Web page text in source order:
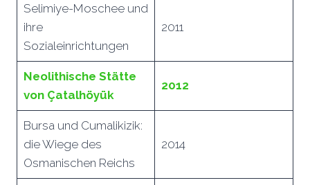
Selimiye-Moschee und
ihre
Sozialeinrichtungen
2011
Neolithische Stätte
von Çatalhöyük
2012
Bursa und Cumalikizik:
die Wiege des
Osmanischen Reichs
2014